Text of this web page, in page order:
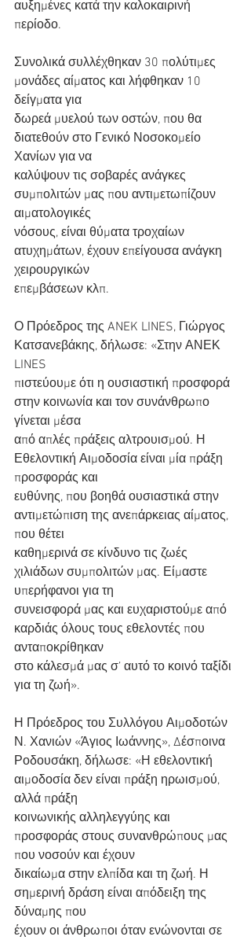
αυξημένες κατά την καλοκαιρινή
περίοδο.
Συνολικά συλλέχθηκαν 30 πολύτιμες
μονάδες αίματος και λήφθηκαν 10
δείγματα για
δωρεά μυελού των οστών, που θα
διατεθούν στο Γενικό Νοσοκομείο
Χανίων για να
καλύψουν τις σοβαρές ανάγκες
συμπολιτών μας που αντιμετωπίζουν
αιματολογικές
νόσους, είναι θύματα τροχαίων
ατυχημάτων, έχουν επείγουσα ανάγκη
χειρουργικών
επεμβάσεων κλπ.
Ο Πρόεδρος της ANEK LINES, Γιώργος
Κατσανεβάκης, δήλωσε: «Στην ΑΝΕΚ
LINES
πιστεύουμε ότι η ουσιαστική προσφορά
στην κοινωνία και τον συνάνθρωπο
γίνεται μέσα
από απλές πράξεις αλτρουισμού. Η
Εθελοντική Αιμοδοσία είναι μία πράξη
προσφοράς και
ευθύνης, που βοηθά ουσιαστικά στην
αντιμετώπιση της ανεπάρκειας αίματος,
που θέτει
καθημερινά σε κίνδυνο τις ζωές
χιλιάδων συμπολιτών μας. Είμαστε
υπερήφανοι για τη
συνεισφορά μας και ευχαριστούμε από
καρδιάς όλους τους εθελοντές που
ανταποκρίθηκαν
στο κάλεσμά μας σ’ αυτό το κοινό ταξίδι
για τη ζωή».
Η Πρόεδρος του Συλλόγου Αιμοδοτών
Ν. Χανιών «Άγιος Ιωάννης», Δέσποινα
Ροδουσάκη, δήλωσε: «Η εθελοντική
αιμοδοσία δεν είναι πράξη ηρωισμού,
αλλά πράξη
κοινωνικής αλληλεγγύης και
προσφοράς στους συνανθρώπους μας
που νοσούν και έχουν
δικαίωμα στην ελπίδα και τη ζωή. Η
σημερινή δράση είναι απόδειξη της
δύναμης που
έχουν οι άνθρωποι όταν ενώνονται σε